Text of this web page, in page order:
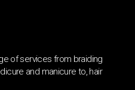
of services from braiding
and manicure to, hair